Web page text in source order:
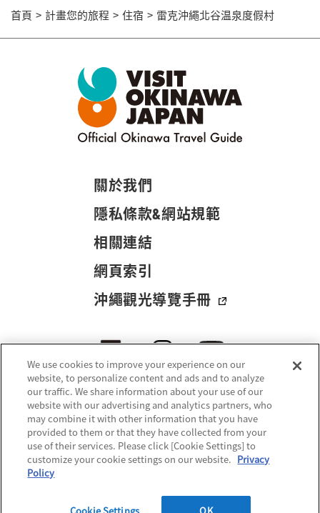
首頁 計畫您的旅程 住宿 雷克沖繩北谷温泉度假村
關於我們
隱私條款&網站規範
相關連結
網頁索引
沖繩觀光導覽手冊
© 2021- 2026 Okinawa Convention & Visitors Bureau. All rights reserved.
We use cookies to improve your experience on our
website, to personalize content and ads and to analyze
our traffic. We share information about your use of our
website with our advertising and analytics partners, who
may combine it with other information that you have
provided to them or that they have collected from your
use of their services. Please click [Cookie Settings] to
customize your cookie settings on our website. Privacy
Policy